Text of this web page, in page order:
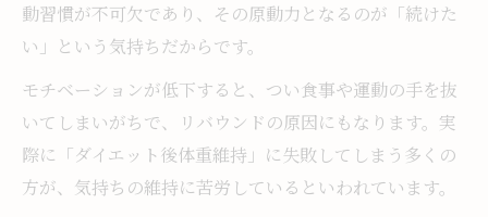
動習慣が不可欠であり、その原動力となるのが「続けた
い」という気持ちだからです。
モチベーションが低下すると、つい食事や運動の手を抜
いてしまいがちで、リバウンドの原因にもなります。実
際に「ダイエット後体重維持」に失敗してしまう多くの
方が、気持ちの維持に苦労しているといわれています。